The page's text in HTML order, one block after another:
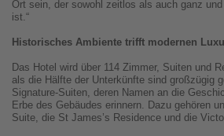
Ort sein, der sowohl zeitlos als auch ganz
ist.“
Historisches Ambiente trifft modernen
Das Hotel wird über 114 Zimmer, Suiten und
als die Hälfte der Unterkünfte sind großzügig
Signature-Suiten, deren Namen an die
Erbe des Gebäudes erinnern. Dazu gehören
Suite, die St James’s Residence und die